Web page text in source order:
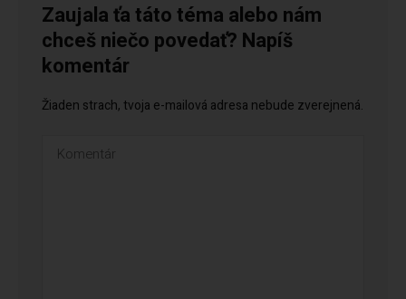
Zaujala ťa táto téma alebo nám
chceš niečo povedať? Napíš
komentár
Žiaden strach, tvoja e-mailová adresa nebude zverejnená.